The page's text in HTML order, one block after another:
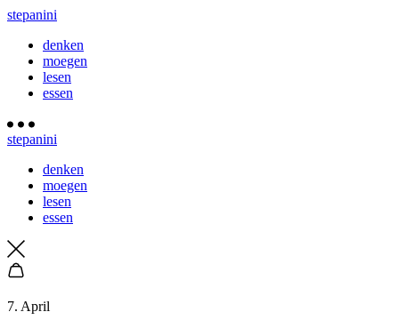
stepanini
denken
moegen
lesen
essen
stepanini
denken
moegen
lesen
essen
7. April